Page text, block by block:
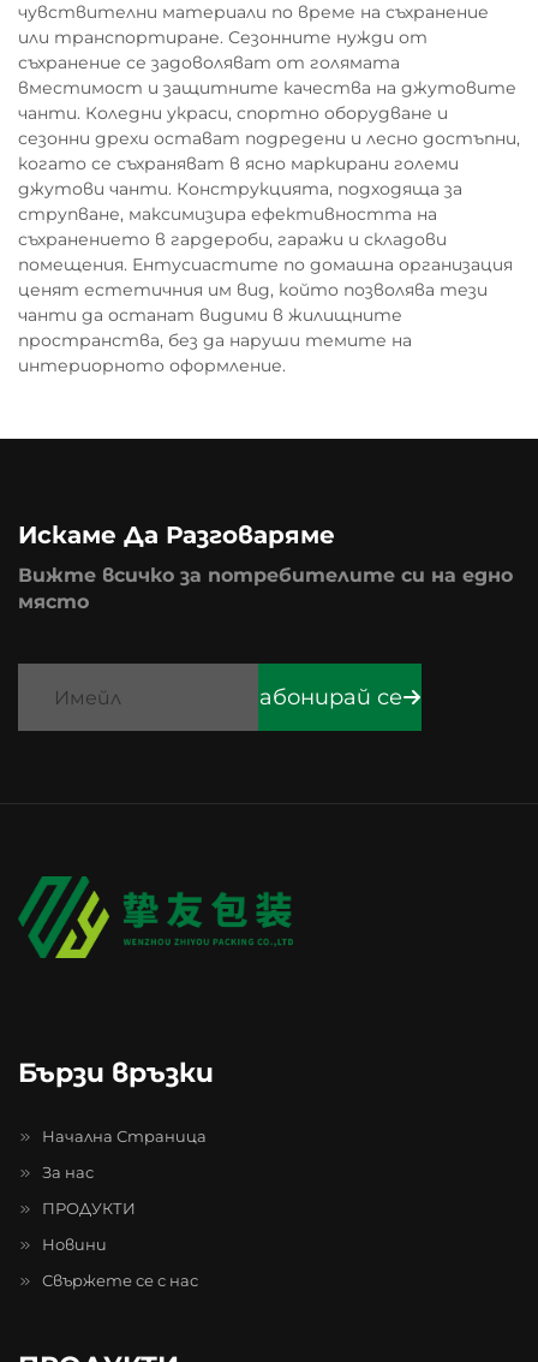
чувствителни материали по време на съхранение
или транспортиране. Сезонните нужди от
съхранение се задоволяват от голямата
вместимост и защитните качества на джутовите
чанти. Коледни украси, спортно оборудване и
сезонни дрехи остават подредени и лесно достъпни,
когато се съхраняват в ясно маркирани големи
джутови чанти. Конструкцията, подходяща за
струпване, максимизира ефективността на
съхранението в гардероби, гаражи и складови
помещения. Ентусиастите по домашна организация
ценят естетичния им вид, който позволява тези
чанти да останат видими в жилищните
пространства, без да наруши темите на
интериорното оформление.
Искаме Да Разговаряме
Вижте всичко за потребителите си на едно
място
абонирай се
Бързи връзки
Начална Страница
За нас
ПРОДУКТИ
Новини
Свържете се с нас